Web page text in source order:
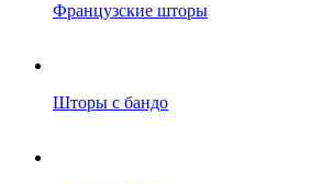
Французские шторы
Шторы с бандо